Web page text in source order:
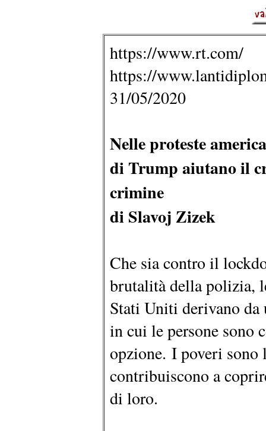
https://www.rt.com/
https://
31/05/2020
Nelle proteste
di Trump aiutano il
crimine
di Slavoj Zizek
Che sia contro il
brutalità della polizia,
Stati Uniti derivano da
in cui le persone sono
opzione. I poveri
contribuiscono a
di loro.